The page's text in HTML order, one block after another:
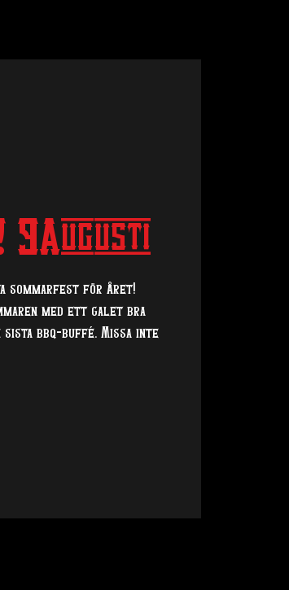
9Augusti
sommarfest för året!
med ett galet bra
bbq-buffé. Missa inte